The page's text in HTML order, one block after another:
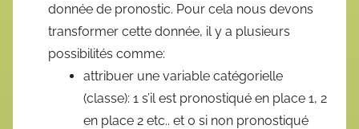
donnée de pronostic. Pour cela nous devons
transformer cette donnée, il y a plusieurs
possibilités comme:
attribuer une variable catégorielle
(classe): 1 s’il est pronostiqué en place 1, 2
en place 2 etc.. et 0 si non pronostiqué